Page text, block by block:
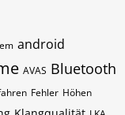
android
AVAS Bluetooth
Fehler Höhen